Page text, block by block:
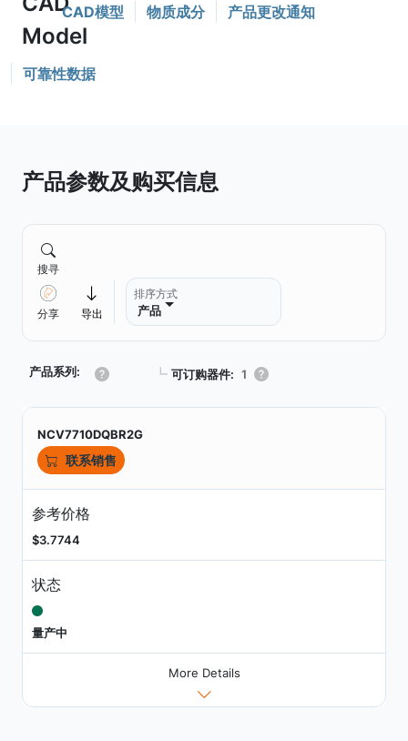
CAD模型 物质成分 产品更改通知
可靠性数据
产品参数及购买信息
搜寻
分享 导出
排序方式
产品
产品系列: ┗ 可订购器件: 1
NCV7710DQBR2G
联系销售
参考价格
$3.7744
状态
量产中
More Details